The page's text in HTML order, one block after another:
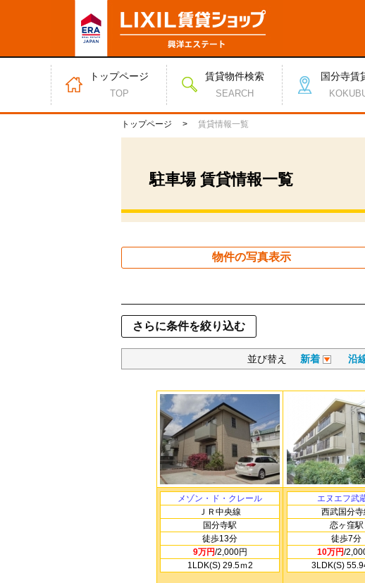
トップページ
TOP
賃貸物件検索
SEARCH
国分寺賃
トップページ 賃貸情報一覧
駐車場 賃貸情報一覧
物件の写真表示
さらに条件を絞り込む
並び替え 新着 沿
メゾン・ド・クレール
ＪＲ中央線
国分寺駅
徒歩13分
9万円/2,000円
1LDK(S) 29.5ｍ2
エヌエフ武
西武国分寺
恋ヶ窪駅
徒歩7分
10万円/
3LDK(S)